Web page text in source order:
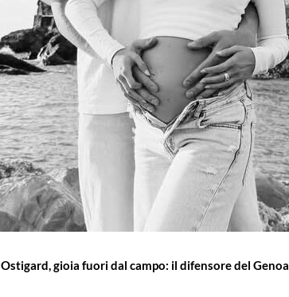
Ostigard, gioia fuori dal campo: il difensore del Genoa